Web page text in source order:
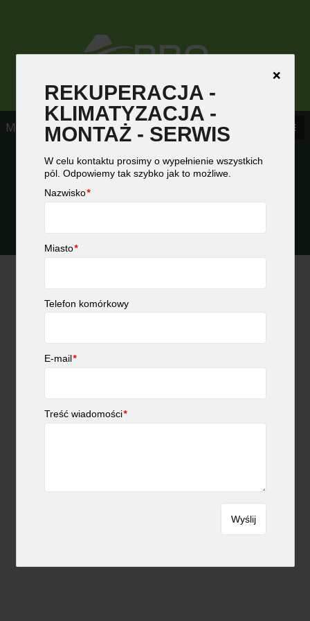
Main Menu
©prowentylacja.pl | Wszelkie prawa zastrzeżone
❌
REKUPERACJA -
KLIMATYZACJA -
MONTAŻ - SERWIS
W celu kontaktu prosimy o wypełnienie wszystkich
pól. Odpowiemy tak szybko jak to możliwe.
Nazwisko*
Miasto*
Telefon komórkowy
E-mail*
Treść wiadomości*